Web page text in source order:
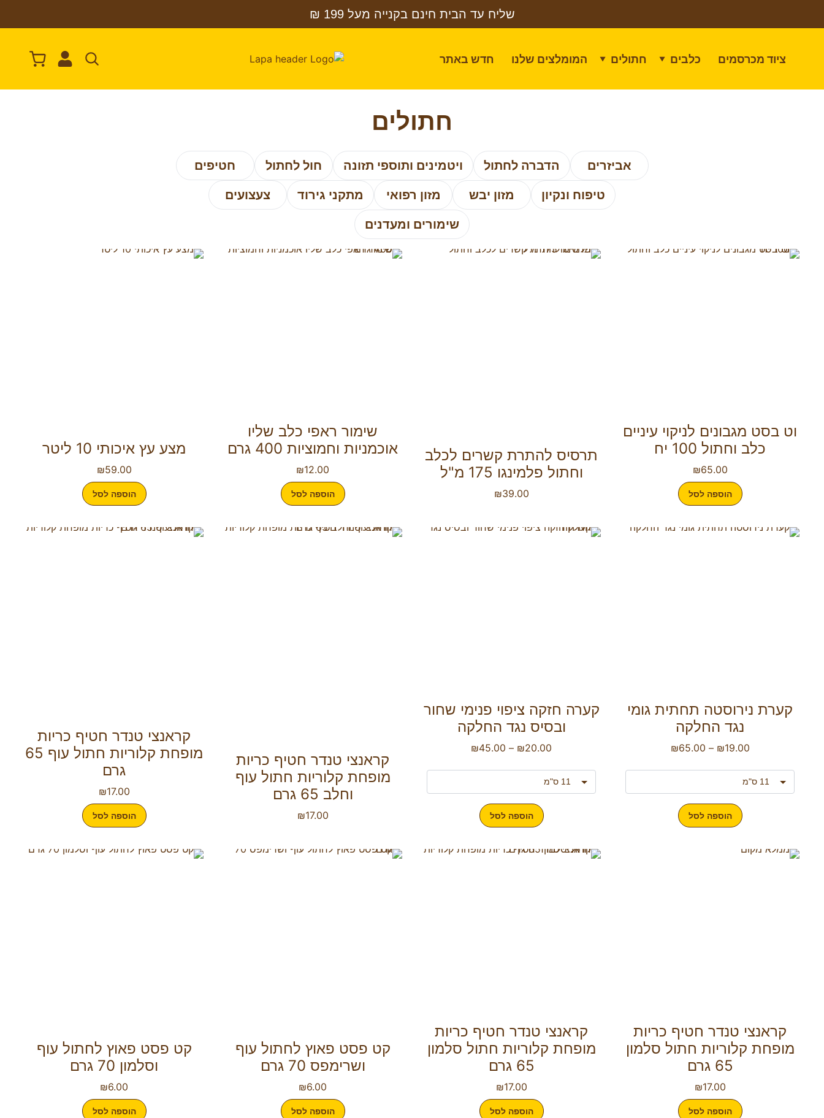
שליח עד הבית חינם בקנייה מעל 199 ₪
ציוד מכרסמים כלבים ▼ חתולים ▼ המומלצים שלנו חדש באתר
חתולים
אביזרים הדברה לחתול ויטמינים ותוספי תזונה חול לחתול
חטיפים
טיפוח ונקיון
מזון יבש מזון רפואי מתקני גירוד
צעצועים
שימורים ומעדנים
וט בסט מגבונים לניקוי עיניים
כלב וחתול 100 יח
₪65.00
הוספה לסל
תרסיס להתרת קשרים לכלב
וחתול פלמינגו 175 מ"ל
₪39.00
שימור ראפי כלב שליו
אוכמניות וחמוציות 400 גרם
₪12.00
הוספה לסל
מצע עץ איכותי 10 ליטר
₪59.00
הוספה לסל
קערת נירוסטה תחתית גומי
נגד החלקה
₪19.00
–
₪65.00
הוספה לסל
קערה חזקה ציפוי פנימי שחור
ובסיס נגד החלקה
₪20.00
–
₪45.00
הוספה לסל
קראנצי טנדר חטיף כריות
מופחת קלוריות חתול עוף
וחלב 65 גרם
₪17.00
קראנצי טנדר חטיף כריות
מופחת קלוריות חתול עוף 65
גרם
₪17.00
הוספה לסל
קראנצי טנדר חטיף כריות
מופחת קלוריות חתול סלמון
65 גרם
₪17.00
הוספה לסל
קראנצי טנדר חטיף כריות
מופחת קלוריות חתול סלמון
65 גרם
₪17.00
הוספה לסל
קט פסט פאוץ לחתול עוף
ושרימפס 70 גרם
₪6.00
הוספה לסל
קט פסט פאוץ לחתול עוף
וסלמון 70 גרם
₪6.00
הוספה לסל